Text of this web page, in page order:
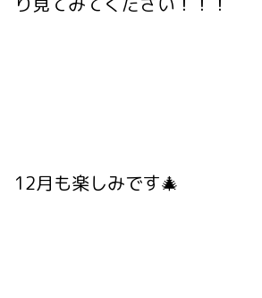
12月も楽しみです🎄